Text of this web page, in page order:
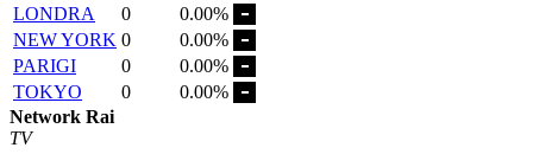
LONDRA
0
0.00%
NEW YORK 0
0.00%
PARIGI
0
0.00%
TOKYO
0
0.00%
Network Rai
TV